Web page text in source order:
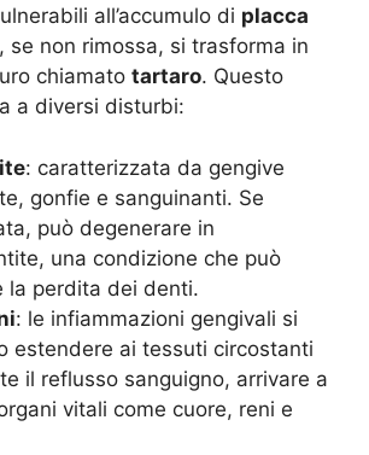
all’accumulo di placca
se non rimossa, si trasforma in
chiamato tartaro. Questo
a diversi disturbi:
: caratterizzata da gengive
gonfie e sanguinanti. Se
può degenerare in
una condizione che può
la perdita dei denti.
: le infiammazioni gengivali si
estendere ai tessuti circostanti
il reflusso sanguigno, arrivare a
vitali come cuore, reni e